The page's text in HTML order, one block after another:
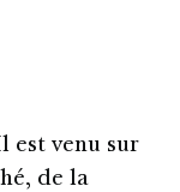
est venu sur
de la